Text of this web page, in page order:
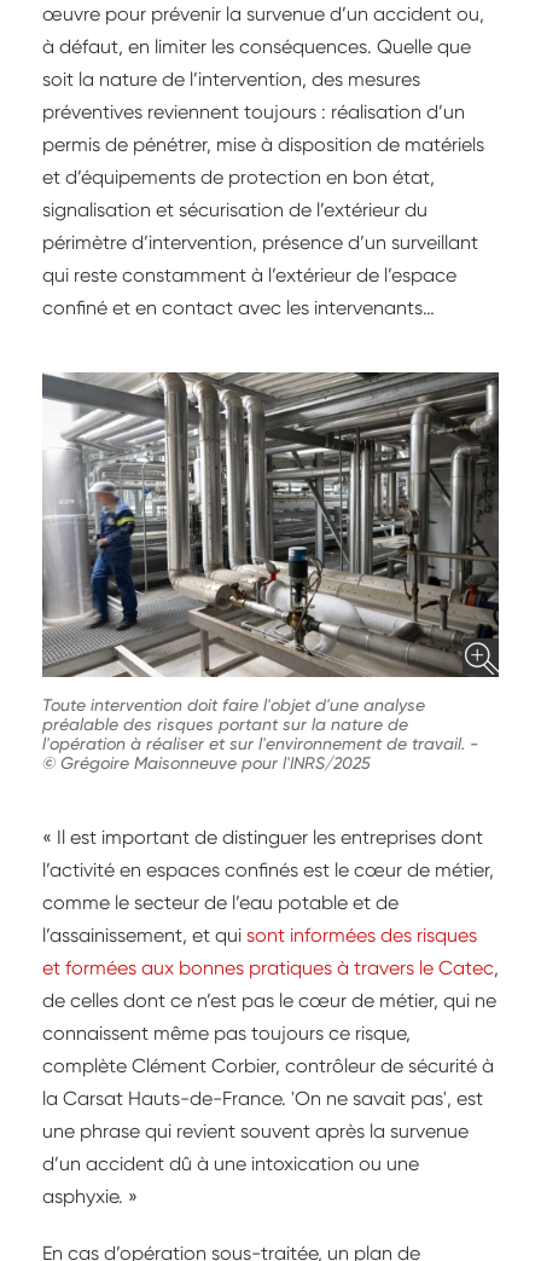
œuvre pour prévenir la survenue d’un accident ou,
à défaut, en limiter les conséquences. Quelle que
soit la nature de l’intervention, des mesures
préventives reviennent toujours : réalisation d’un
permis de pénétrer, mise à disposition de matériels
et d’équipements de protection en bon état,
signalisation et sécurisation de l’extérieur du
périmètre d’intervention, présence d’un surveillant
qui reste constamment à l’extérieur de l’espace
confiné et en contact avec les intervenants…
Toute intervention doit faire l'objet d'une analyse
préalable des risques portant sur la nature de
l'opération à réaliser et sur l'environnement de travail. -
© Grégoire Maisonneuve pour l'INRS/2025
« Il est important de distinguer les entreprises dont
l’activité en espaces confinés est le cœur de métier,
comme le secteur de l’eau potable et de
l’assainissement, et qui sont informées des risques
et formées aux bonnes pratiques à travers le Catec,
de celles dont ce n’est pas le cœur de métier, qui ne
connaissent même pas toujours ce risque,
complète Clément Corbier, contrôleur de sécurité à
la Carsat Hauts-de-France. 'On ne savait pas', est
une phrase qui revient souvent après la survenue
d’un accident dû à une intoxication ou une
asphyxie. »
En cas d’opération sous-traitée, un plan de